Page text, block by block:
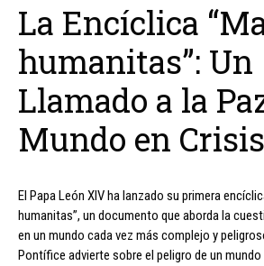
La Encíclica
humanitas”: Un
Llamado a la
Mundo en Crisis
El Papa León XIV ha lanzado su primera
humanitas”, un documento que aborda la
en un mundo cada vez más complejo y
Pontífice advierte sobre el peligro de un